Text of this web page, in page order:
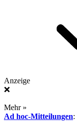
Anzeige
❌
Mehr »
Ad hoc-Mitteilungen: